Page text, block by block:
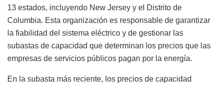
13 estados, incluyendo New Jersey y el Distrito de
Columbia. Esta organización es responsable de garantizar
la fiabilidad del sistema eléctrico y de gestionar las
subastas de capacidad que determinan los precios que las
empresas de servicios públicos pagan por la energía.
En la subasta más reciente, los precios de capacidad